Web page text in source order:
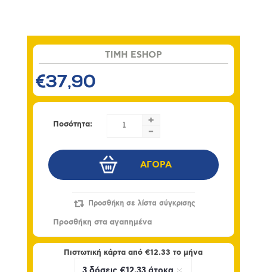
TIMH ESHOP
€37,90
Ποσότητα:
+
-
Πιστωτική κάρτα από€12.33 το μήνα